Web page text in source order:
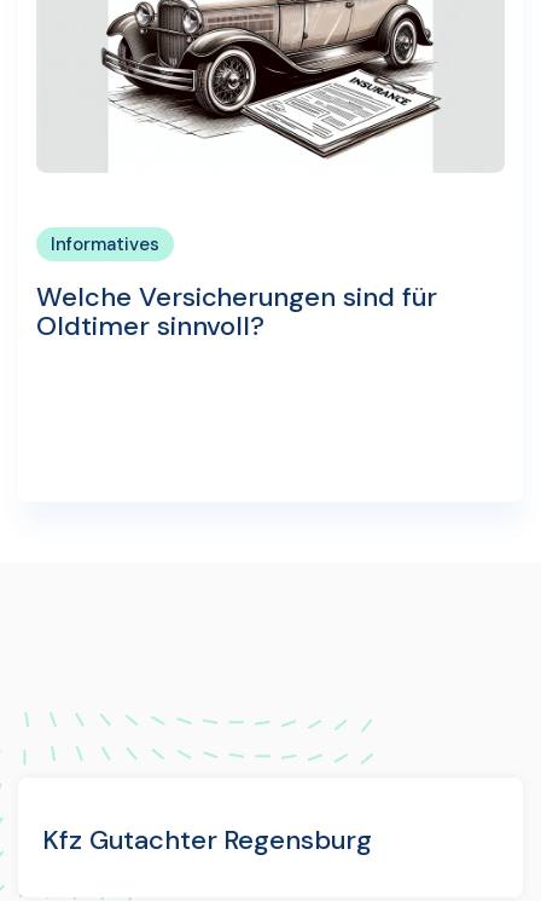
Informatives
Welche Versicherungen sind für
Oldtimer sinnvoll?
Kfz Gutachter Regensburg